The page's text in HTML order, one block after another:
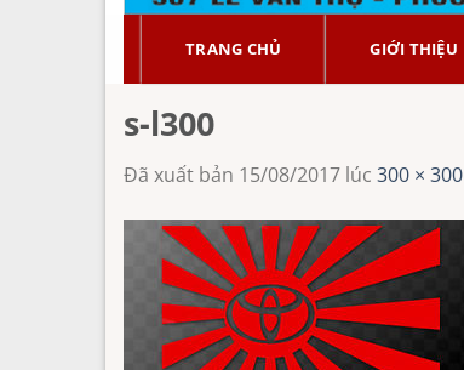
TRANG CHỦ GIỚI THIỆU
s-l300
Đã xuất bản 15/08/2017 lúc 300 × 300